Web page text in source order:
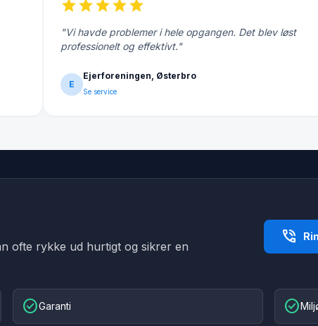
starstarstarstarstar
"Vi havde problemer i hele opgangen. Det blev løst
professionelt og effektivt."
E
Ejerforeningen, Østerbro
Se service
ofte rykke ud hurtigt og sikrer en
phone_in_talk
check_circleGaranti check_circle